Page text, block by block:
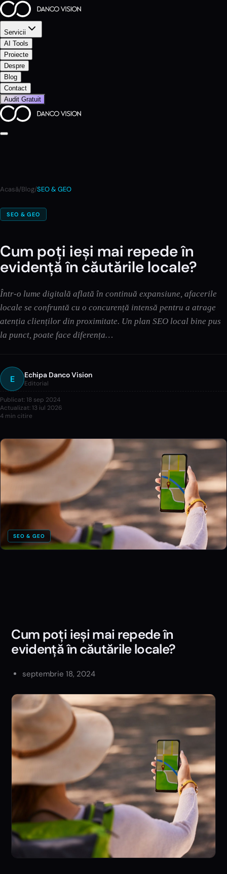
Servicii
AI Tools
Proiecte
Despre
Blog
Contact
Audit Gratuit
Acasă/Blog/SEO & GEO
SEO & GEO
Cum poți ieși mai repede în
evidență în căutările locale?
Într-o lume digitală aflată în continuă expansiune, afacerile
locale se confruntă cu o concurență intensă pentru a atrage
atenția clienților din proximitate. Un plan SEO local bine pus
la punct, poate face diferența…
E Echipa Danco Vision
Editorial
Publicat:18 sep 2024
Actualizat:13 iul 2026
4 min citire
SEO & GEO
Cum poți ieși mai repede în
evidență în căutările locale?
septembrie 18, 2024